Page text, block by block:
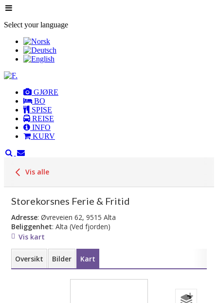
Select your language
GJØRE
BO
SPISE
REISE
INFO
KURV
Vis alle
Storekorsnes Ferie & Fritid
Adresse: Øvreveien 62, 9515 Alta
Beliggenhet: Alta (Ved fjorden)
Vis kart
Oversikt Bilder Kart
+